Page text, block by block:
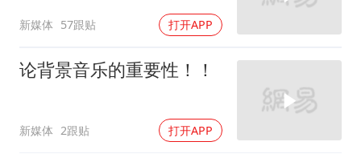
新媒体 57跟贴 打开APP
论背景音乐的重要性！！
新媒体 2跟贴 打开APP